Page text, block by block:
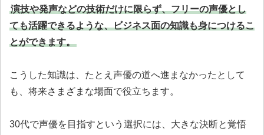
演技や発声などの技術だけに限らず、フリーの声優とし
ても活躍できるような、ビジネス面の知識も身につけるこ
とができます。
こうした知識は、たとえ声優の道へ進まなかったとして
も、将来さまざまな場面で役立ちます。
30代で声優を目指すという選択には、大きな決断と覚悟